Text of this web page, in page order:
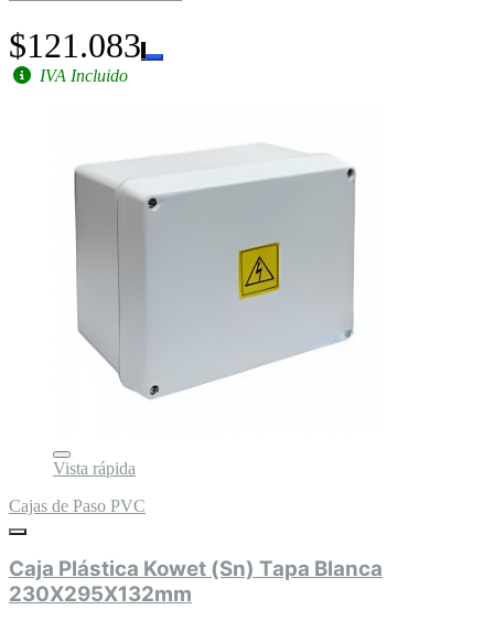
$121.083
IVA Incluido
Vista rápida
Cajas de Paso PVC
Caja Plástica Kowet (Sn) Tapa Blanca
230X295X132mm